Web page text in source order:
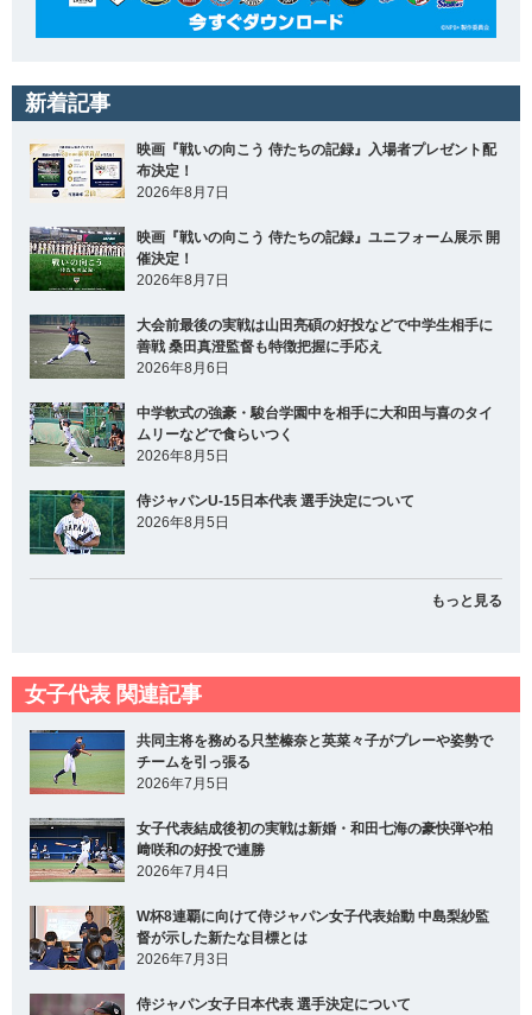
新着記事
映画『戦いの向こう 侍たちの記録』入場者プレゼント配
布決定！
2026年8月7日
映画『戦いの向こう 侍たちの記録』ユニフォーム展示 開
催決定！
2026年8月7日
大会前最後の実戦は山田亮碩の好投などで中学生相手に
善戦 桑田真澄監督も特徴把握に手応え
2026年8月6日
中学軟式の強豪・駿台学園中を相手に大和田与喜のタイ
ムリーなどで食らいつく
2026年8月5日
侍ジャパンU-15日本代表 選手決定について
2026年8月5日
もっと見る
女子代表 関連記事
共同主将を務める只埜榛奈と英菜々子がプレーや姿勢で
チームを引っ張る
2026年7月5日
女子代表結成後初の実戦は新婚・和田七海の豪快弾や柏
﨑咲和の好投で連勝
2026年7月4日
W杯8連覇に向けて侍ジャパン女子代表始動 中島梨紗監
督が示した新たな目標とは
2026年7月3日
侍ジャパン女子日本代表 選手決定について